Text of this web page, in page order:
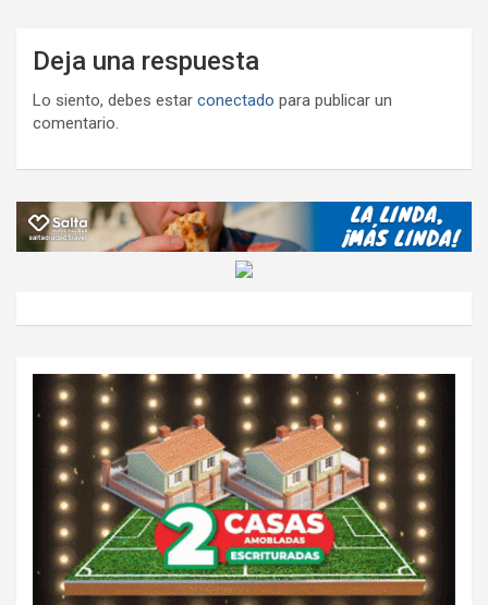
Deja una respuesta
Lo siento, debes estar conectado para publicar un
comentario.